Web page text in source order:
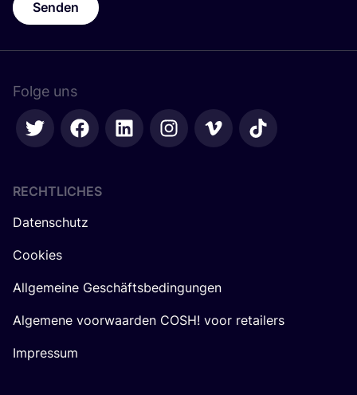
Senden
Folge uns
RECHTLICHES
Datenschutz
Cookies
Allgemeine Geschäftsbedingungen
Algemene voorwaarden COSH! voor retailers
Impressum